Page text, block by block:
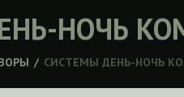
НОЧЬ
/ СИСТЕМЫ ДЕНЬ-НОЧЬ